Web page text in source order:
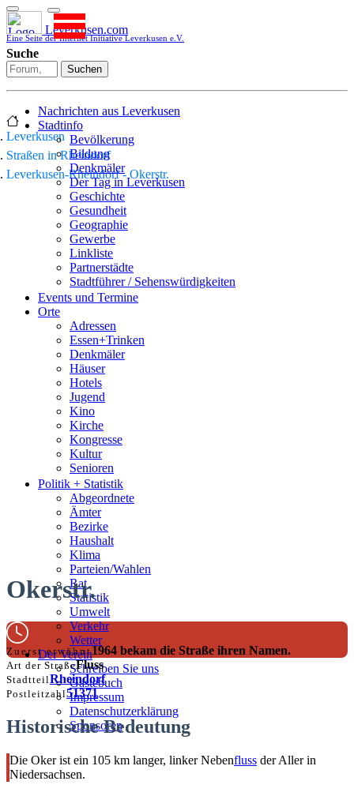
Leverkusen.com
Eine Seite der Internet Initiative Leverkusen e.V.
Suche
Suchen
Nachrichten aus Leverkusen
Stadtinfo
Bevölkerung
Bildung
Denkmäler
Der Tag in Leverkusen
Geschichte
Gesundheit
Geographie
Gewerbe
Linkliste
Partnerstädte
Stadtführer / Sehenswürdigkeiten
Stadtplan
Sport
Who is who
Wohnen
Events und Termine
Orte
Adressen
Essen+Trinken
Denkmäler
Häuser
Hotels
Jugend
Kino
Kirche
Kongresse
Kultur
Senioren
Stadtführer
Straßen
Politik + Statistik
Abgeordnete
Ämter
Bezirke
Haushalt
Klima
Parteien/Wahlen
Rat
Statistik
Umwelt
Verkehr
Wetter
Der Verein
Schreiben Sie uns
Gästebuch
Impressum
Datenschutzerklärung
Sponsoren
Leverkusen
Straßen in Rheindorf
Leverkusen-Rheindorf - Okerstr.
Okerstr.
Zuerst erwähnt1964 bekam die Straße ihren Namen.
Art der StraßeFluss
StadtteilRheindorf
Postleitzahl51371
Historische Bedeutung
Die Oker ist ein 105 km langer, linker Nebenfluss der Aller in
Niedersachsen.